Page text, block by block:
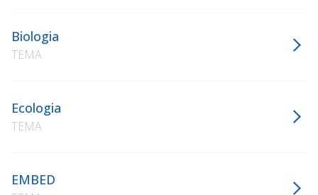
Biologia
TEMA
Ecologia
TEMA
EMBED